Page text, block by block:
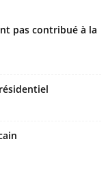
pas contribué à la